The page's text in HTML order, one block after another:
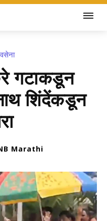
गटाकडून
शिंदेंकडून
Marathi